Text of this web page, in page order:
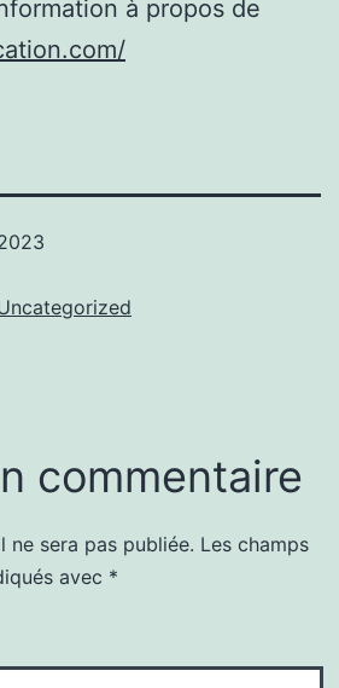
à propos de
commentaire
ne sera pas publiée. Les champs
avec *